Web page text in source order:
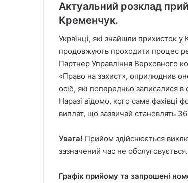
Актуальний розклад
Кременчук.
Українці, які знайшли прихисток
продовжують проходити процес
Партнер Управління Верховного
«Право на захист», оприлюднив
осіб, які попередньо записалися
Наразі відомо, кого саме фахівці
виплат, що зазвичай становлять
Увага! Прийом здійснюється
зазначений час не обслуговується.
Графік прийому та запрошені